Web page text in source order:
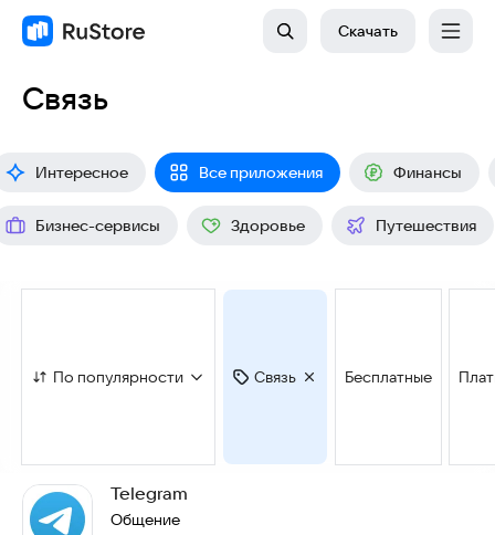
Скачать
Связь
Интересное Все приложения Финансы
Бизнес-сервисы Здоровье Путешествия
По популярности Связь Бесплатные
Telegram
Общение